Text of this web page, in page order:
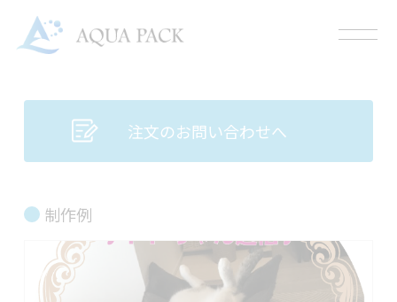
注文のお問い合わせへ
制作例